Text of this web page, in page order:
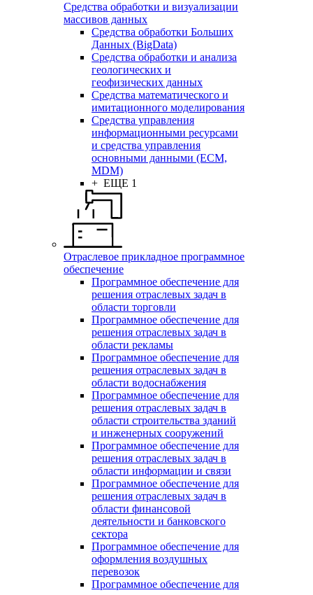
Средства обработки и визуализации
массивов данных
Средства обработки Больших
Данных (BigData)
Средства обработки и анализа
геологических и
геофизических данных
Средства математического и
имитационного моделирования
Средства управления
информационными ресурсами
и средства управления
основными данными (ECM,
MDM)
+ ЕЩЕ 1
Отраслевое прикладное программное
обеспечение
Программное обеспечение для
решения отраслевых задач в
области торговли
Программное обеспечение для
решения отраслевых задач в
области рекламы
Программное обеспечение для
решения отраслевых задач в
области водоснабжения
Программное обеспечение для
решения отраслевых задач в
области строительства зданий
и инженерных сооружений
Программное обеспечение для
решения отраслевых задач в
области информации и связи
Программное обеспечение для
решения отраслевых задач в
области финансовой
деятельности и банковского
сектора
Программное обеспечение для
оформления воздушных
перевозок
Программное обеспечение для